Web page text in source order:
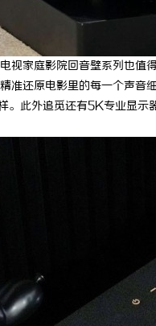
视家庭影院回音壁系列也
准还原电影里的每一个声
。此外追觅还有5K专业显